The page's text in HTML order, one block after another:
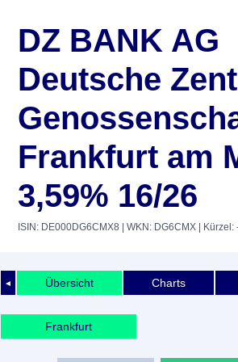
DZ BANK AG
Deutsche
Frankfurt am
3,59% 16/26
ISIN: DE000DG6CMX8 | WKN: DG6CMX | Kürzel:
◄ Übersicht Charts
Frankfurt